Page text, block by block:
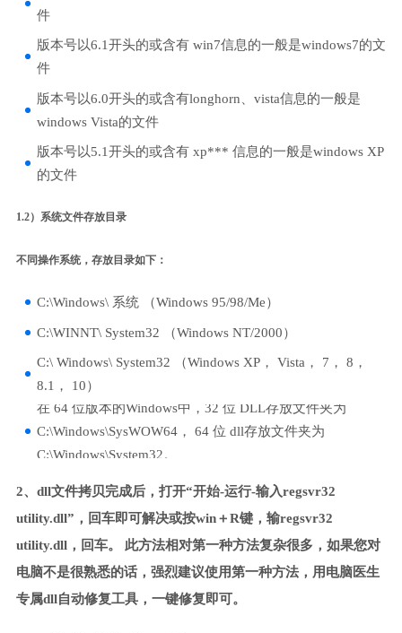
件
版本号以6.1开头的或含有 win7信息的一般是windows7的文
件
版本号以6.0开头的或含有longhorn、vista信息的一般是
windows Vista的文件
版本号以5.1开头的或含有 xp*** 信息的一般是windows XP
的文件
1.2）系统文件存放目录
不同操作系统，存放目录如下：
C:\Windows\ 系统 （Windows 95/98/Me）
C:\WINNT\ System32 （Windows NT/2000）
C:\ Windows\ System32 （Windows XP， Vista， 7， 8，
8.1， 10）
在 64 位版本的Windows中，32 位 DLL存放文件夹为
C:\Windows\SysWOW64， 64 位 dll存放文件夹为
C:\Windows\System32。
2、dll文件拷贝完成后，打开“开始-运行-输入regsvr32
utility.dll”，回车即可解决或按win＋R键，输regsvr32
utility.dll，回车。 此方法相对第一种方法复杂很多，如果您对
电脑不是很熟悉的话，强烈建议使用第一种方法，用电脑医生
专属dll自动修复工具，一键修复即可。